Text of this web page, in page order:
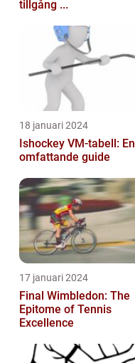
tillgång ...
18 januari 2024
Ishockey VM-tabell: En
omfattande guide
17 januari 2024
Final Wimbledon: The
Epitome of Tennis
Excellence